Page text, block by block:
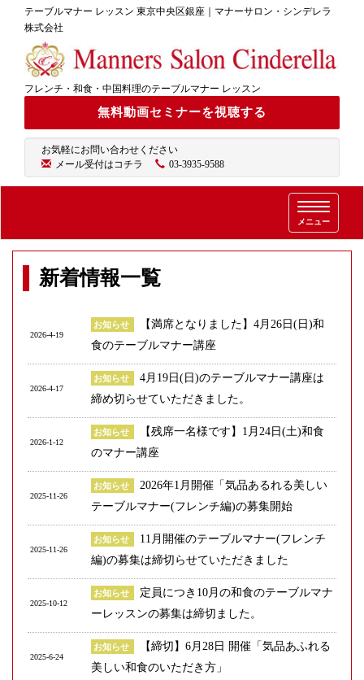
テーブルマナー レッスン 東京中央区銀座｜マナーサロン・シンデレラ
株式会社
フレンチ・和食・中国料理のテーブルマナー レッスン
無料動画セミナーを視聴する
お気軽にお問い合わせください
メール受付はコチラ
03-3935-9588
T
o
g
a
i
g
i
メニュー
新着情報一覧
2026-4-19
お知らせ
【満席となりました】4月26日(日)和
食のテーブルマナー講座
2026-4-17
お知らせ
4月19日(日)のテーブルマナー講座は
締め切らせていただきました。
2026-1-12
お知らせ
【残席一名様です】1月24日(土)和食
のマナー講座
2025-11-26
お知らせ
2026年1月開催「気品あるれる美しい
テーブルマナー(フレンチ編)の募集開始
2025-11-26
お知らせ
11月開催のテーブルマナー(フレンチ
編)の募集は締切らせていただきました
2025-10-12
お知らせ
定員につき10月の和食のテーブルマナ
ーレッスンの募集は締切ました。
2025-6-24
お知らせ
【締切】6月28日 開催「気品あふれる
美しい和食のいただき方」